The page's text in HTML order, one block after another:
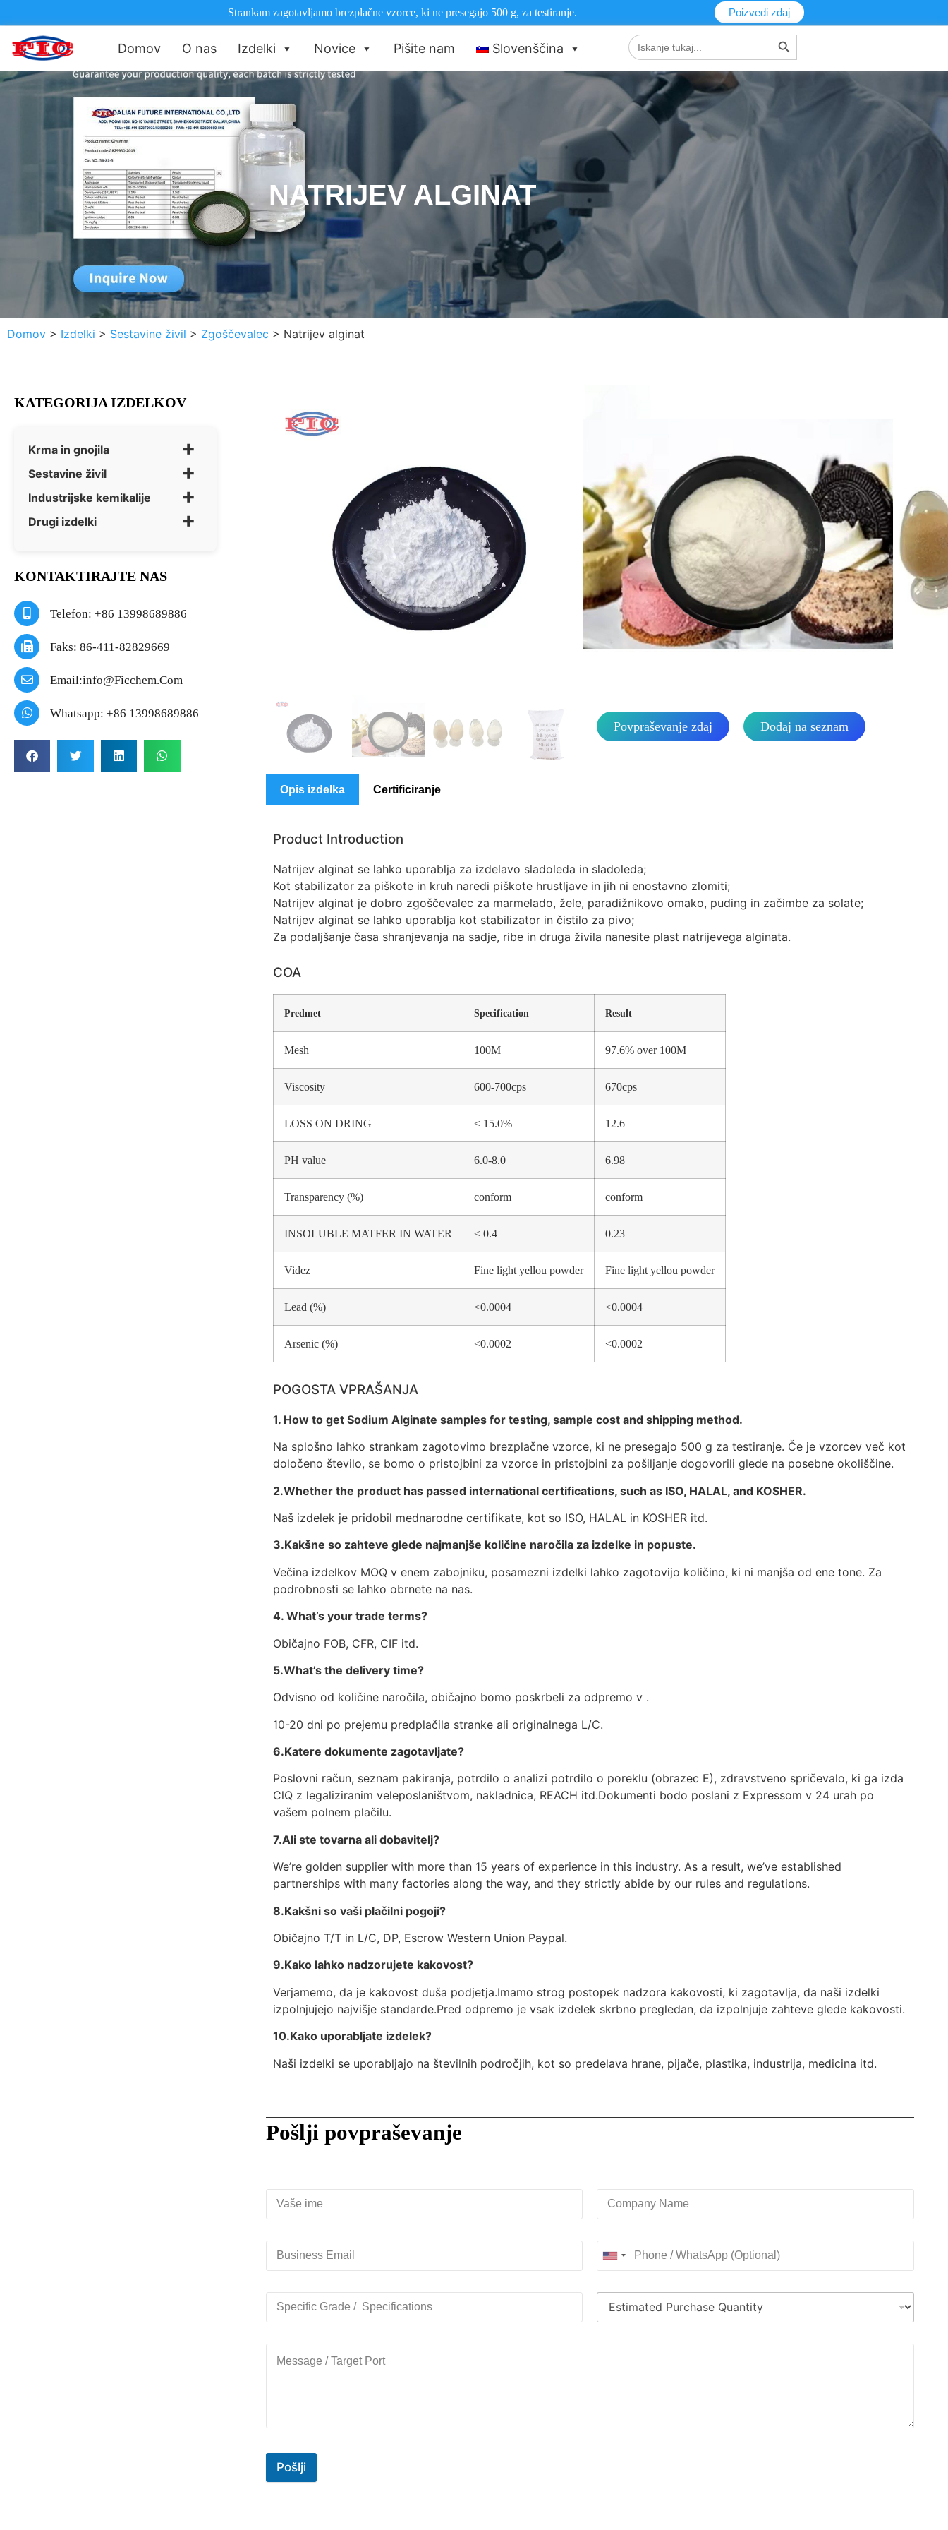
Strankam zagotavljamo brezplačne vzorce, ki ne presegajo 500 g, za testiranje. Poizvedi zdaj
Domov O nas Izdelki Novice Pišite nam Slovenščina
Iskanje: Gumb za iskanje
NATRIJEV ALGINAT
Domov > Izdelki > Sestavine živil > Zgoščevalec > Natrijev alginat
KATEGORIJA IZDELKOV
Krma in gnojila +
Sestavine živil +
Industrijske kemikalije +
Drugi izdelki +
KONTAKTIRAJTE NAS
Telefon: +86 13998689886
Faks: 86-411-82829669
Email:info@ficchem.com
Whatsapp: +86 13998689886
Molekulska formula C6H7NaO6
Videz
Brezbarvni ali svetlo rumeni
drobni delci ali prah polnila
Najmanjša količina naročila 25MT
Pakiranje in specifikacije
pakiranja
25 kg/vrečko
Povpraševanje zdaj Dodaj na seznam
Opis izdelka Certificiranje
Product Introduction
Natrijev alginat se lahko uporablja za izdelavo sladoleda in sladoleda;
Kot stabilizator za piškote in kruh naredi piškote hrustljave in jih ni enostavno zlomiti;
Natrijev alginat je dobro zgoščevalec za marmelado, žele, paradižnikovo omako, puding in začimbe za solate;
Natrijev alginat se lahko uporablja kot stabilizator in čistilo za pivo;
Za podaljšanje časa shranjevanja na sadje, ribe in druga živila nanesite plast natrijevega alginata.
COA
Predmet Specification Result
Mesh 100M 97.6% over 100M
Viscosity 600-700cps 670cps
LOSS ON DRING ≤ 15.0% 12.6
PH value 6.0-8.0 6.98
Transparency (%) conform conform
INSOLUBLE MATFER IN WATER ≤ 0.4 0.23
Videz Fine light yellou powder Fine light yellou powder
Lead (%) <0.0004 <0.0004
Arsenic (%) <0.0002 <0.0002
POGOSTA VPRAŠANJA
1. How to get Sodium Alginate samples for testing, sample cost and shipping method.
Na splošno lahko strankam zagotovimo brezplačne vzorce, ki ne presegajo 500 g za testiranje. Če je vzorcev več kot
določeno število, se bomo o pristojbini za vzorce in pristojbini za pošiljanje dogovorili glede na posebne okoliščine.
2.Whether the product has passed international certifications, such as ISO, HALAL, and KOSHER.
Naš izdelek je pridobil mednarodne certifikate, kot so ISO, HALAL in KOSHER itd.
3.Kakšne so zahteve glede najmanjše količine naročila za izdelke in popuste.
Večina izdelkov MOQ v enem zabojniku, posamezni izdelki lahko zagotovijo količino, ki ni manjša od ene tone. Za
podrobnosti se lahko obrnete na nas.
4. What’s your trade terms?
Običajno FOB, CFR, CIF itd.
5.What’s the delivery time?
Odvisno od količine naročila, običajno bomo poskrbeli za odpremo v .
10-20 dni po prejemu predplačila stranke ali originalnega L/C.
6.Katere dokumente zagotavljate?
Poslovni račun, seznam pakiranja, potrdilo o analizi potrdilo o poreklu (obrazec E), zdravstveno spričevalo, ki ga izda
ClQ z legaliziranim veleposlaništvom, nakladnica, REACH itd.Dokumenti bodo poslani z Expressom v 24 urah po
vašem polnem plačilu.
7.Ali ste tovarna ali dobavitelj?
We’re golden supplier with more than 15 years of experience in this industry. As a result, we’ve established
partnerships with many factories along the way, and they strictly abide by our rules and regulations.
8.Kakšni so vaši plačilni pogoji?
Običajno T/T in L/C, DP, Escrow Western Union Paypal.
9.Kako lahko nadzorujete kakovost?
Verjamemo, da je kakovost duša podjetja.Imamo strog postopek nadzora kakovosti, ki zagotavlja, da naši izdelki
izpolnjujejo najvišje standarde.Pred odpremo je vsak izdelek skrbno pregledan, da izpolnjuje zahteve glede kakovosti.
10.Kako uporabljate izdelek?
Naši izdelki se uporabljajo na številnih področjih, kot so predelava hrane, pijače, plastika, industrija, medicina itd.
Pošlji povpraševanje
Pošlji